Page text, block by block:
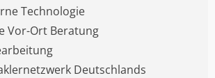
Technologie
Vor-Ort Beratung
Deutschlands